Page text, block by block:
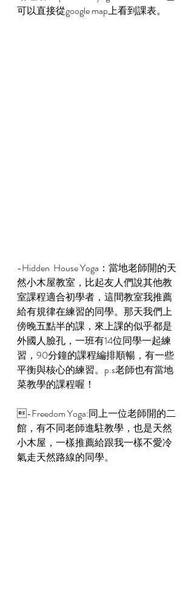
可以直接從google map上看到課表。
-Hidden  House Yoga：當地老師開的天
然小木屋教室，比起友人們說其他教
室課程適合初學者，這間教室我推薦
給有規律在練習的同學。那天我們上
傍晚五點半的課，來上課的似乎都是
外國人臉孔，一班有14位同學一起練
習，90分鐘的課程編排順暢，有一些
平衡與核心的練習。p.s老師也有當地
菜教學的課程喔！
-Freedom Yoga:同上一位老師開的二
館，有不同老師進駐教學，也是天然
小木屋，一樣推薦給跟我一樣不愛冷
氣走天然路線的同學。